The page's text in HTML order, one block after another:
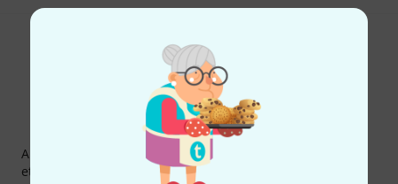
Thomann Newsletter
Abonniere den Thomann Newsletter und gewinne mit
etwas Glück einen von 50 Gutscheinen